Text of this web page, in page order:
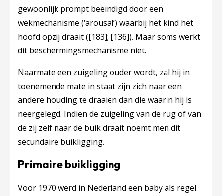
gewoonlijk prompt beëindigd door een
wekmechanisme (‘arousal’) waarbij het kind het
hoofd opzij draait ([183]; [136]). Maar soms werkt
dit beschermingsmechanisme niet.
Naarmate een zuigeling ouder wordt, zal hij in
toenemende mate in staat zijn zich naar een
andere houding te draaien dan die waarin hij is
neergelegd. Indien de zuigeling van de rug of van
de zij zelf naar de buik draait noemt men dit
secundaire buikligging.
Primaire buikligging
Voor 1970 werd in Nederland een baby als regel